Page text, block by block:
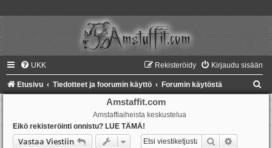
UKK Kirjaudu sisään
Rekisteröidy
Etusivu Tiedotteet ja foorumin käyttö Forumin käytöstä
Amstaffit.com
Amstaffiaiheista keskustelua
Eikö rekisteröinti onnistu? LUE TÄMÄ!
Vastaa Viestiin Etsi